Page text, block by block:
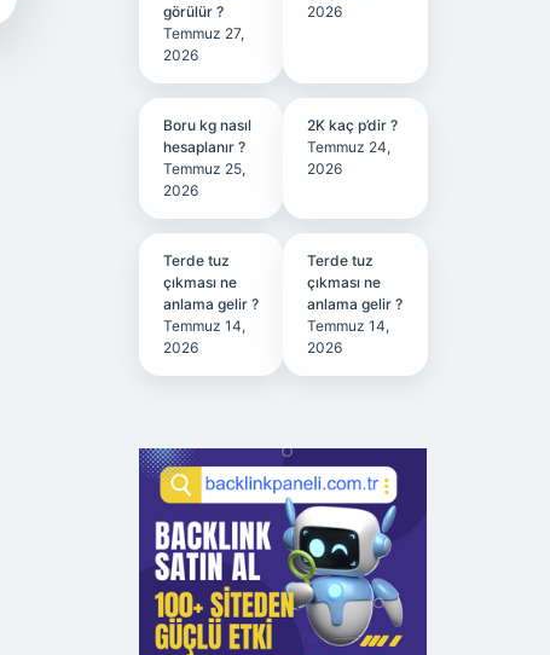
görülür ?
Temmuz 27,
2026
2026
Boru kg nasıl
hesaplanır ?
Temmuz 25,
2026
2K kaç p’dir ?
Temmuz 24,
2026
Terde tuz
çıkması ne
anlama gelir ?
Temmuz 14,
2026
Terde tuz
çıkması ne
anlama gelir ?
Temmuz 14,
2026